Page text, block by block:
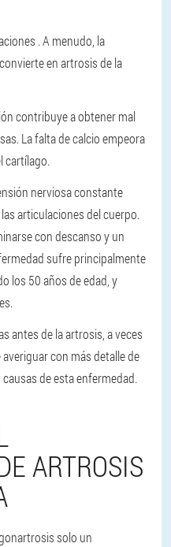
. A menudo, la
en artrosis de la
contribuye a obtener mal
La falta de calcio empeora
cartílago.
nerviosa constante
articulaciones del cuerpo.
con descanso y un
sufre principalmente
los 50 años de edad, y
antes de la artrosis, a veces
con más detalle de
de esta enfermedad.
ARTROSIS
solo un